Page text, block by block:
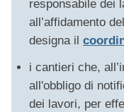
responsabile dei
all’affidamento
designa il
i cantieri che,
all'obbligo di
dei lavori, per